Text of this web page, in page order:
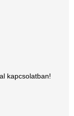
kapcsolatban!